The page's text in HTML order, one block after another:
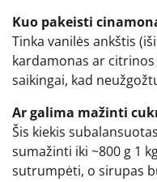
Kuo pakeisti
Tinka vanilės ankštis
kardamonas ar
saikingai, kad
Ar galima mažinti
Šis kiekis
sumažinti iki ~800 g 1
sutrumpėti, o sirupas